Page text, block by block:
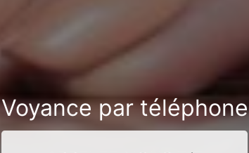
Voyance par téléphone